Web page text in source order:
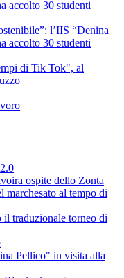
accolto 30 studenti
l’IIS “Denina
accolto 30 studenti
di Tik Tok", al
ospite dello Zonta
marchesato al tempo di
traduzionale torneo di
Pellico" in visita alla